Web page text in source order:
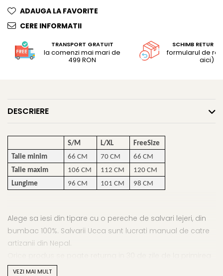
ADAUGA LA FAVORITE
CERE INFORMATII
TRANSPORT GRATUIT
la comenzi mai mari de
499 RON
SCHIMB RETUR
formularul de
aici)
DESCRIERE
S/M L/XL
FreeSize
Talie minim
66 CM 70 CM
66 CM
Talie maxim
106 CM 112 CM
120 CM
Lungime
96 CM 101 CM 98 CM
Alege sa iesi din tipare cu o pereche de salvari lejeri, din
bumbac 100%. Salvarii Ucca sunt lucrati manual de catre
artizanii din Nepal.
comenzii.
VEZI MAI MULT